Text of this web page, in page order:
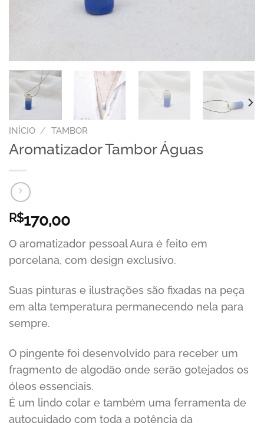
INÍCIO / TAMBOR
Aromatizador Tambor Águas
R$170,00
O aromatizador pessoal Aura é feito em
porcelana, com design exclusivo.
Suas pinturas e ilustrações são fixadas na peça
em alta temperatura permanecendo nela para
sempre.
O pingente foi desenvolvido para receber um
fragmento de algodão onde serão gotejados os
óleos essenciais.
É um lindo colar e também uma ferramenta de
autocuidado com toda a potência da